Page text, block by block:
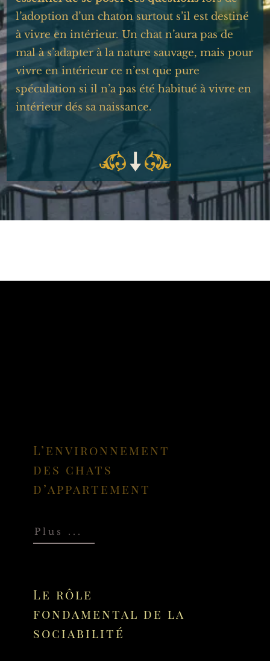
l’adoption d’un chaton surtout s’il est destiné
à vivre en intérieur. Un chat n’aura pas de
mal à s’adapter à la nature sauvage, mais pour
vivre en intérieur ce n’est que pure
spéculation si il n’a pas été habitué à vivre en
intérieur dés sa naissance.
L’environnement
des chats
d’appartement
Plus ...
Le rôle
fondamental de la
sociabilité